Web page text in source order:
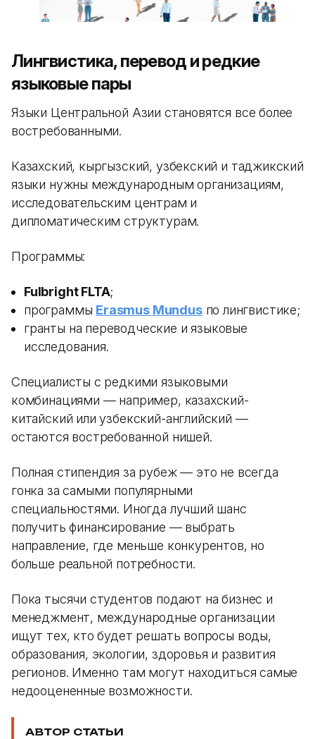
Лингвистика, перевод и редкие
языковые пары
Языки Центральной Азии становятся все более
востребованными.
Казахский, кыргызский, узбекский и таджикский
языки нужны международным организациям,
исследовательским центрам и
дипломатическим структурам.
Программы:
Fulbright FLTA;
программы Erasmus Mundusпо лингвистике;
гранты на переводческие и языковые
исследования.
Специалисты с редкими языковыми
комбинациями — например, казахский-
китайский или узбекский-английский —
остаются востребованной нишей.
Полная стипендия за рубеж — это не всегда
гонка за самыми популярными
специальностями. Иногда лучший шанс
получить финансирование — выбрать
направление, где меньше конкурентов, но
больше реальной потребности.
Пока тысячи студентов подают на бизнес и
менеджмент, международные организации
ищут тех, кто будет решать вопросы воды,
образования, экологии, здоровья и развития
регионов. Именно там могут находиться самые
недооцененные возможности.
АВТОР СТАТЬИ